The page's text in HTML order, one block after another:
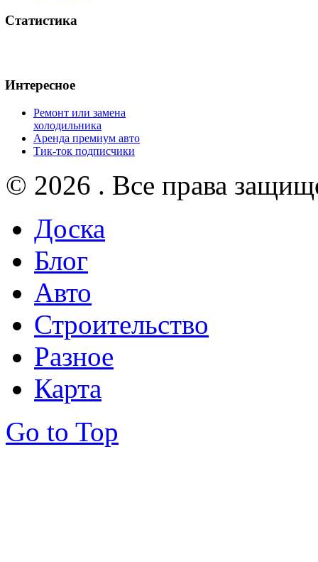
Статистика
Интересное
Ремонт или замена
холодильника
Аренда премиум авто
Тик-ток подписчики
© 2026 . Все права
Доска
Блог
Авто
Строительство
Разное
Карта
Go to Top